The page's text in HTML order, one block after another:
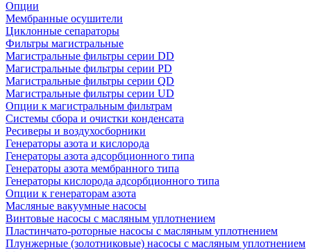
Опции
Мембранные осушители
Циклонные сепараторы
Фильтры магистральные
Магистральные фильтры серии DD
Магистральные фильтры серии PD
Магистральные фильтры серии QD
Магистральные фильтры серии UD
Опции к магистральным фильтрам
Системы сбора и очистки конденсата
Ресиверы и воздухосборники
Генераторы азота и кислорода
Генераторы азота адсорбционного типа
Генераторы азота мембранного типа
Генераторы кислорода адсорбционного типа
Опции к генераторам азота
Масляные вакуумные насосы
Винтовые насосы с масляным уплотнением
Пластинчато-роторные насосы с масляным уплотнением
Плунжерные (золотниковые) насосы с масляным уплотнением